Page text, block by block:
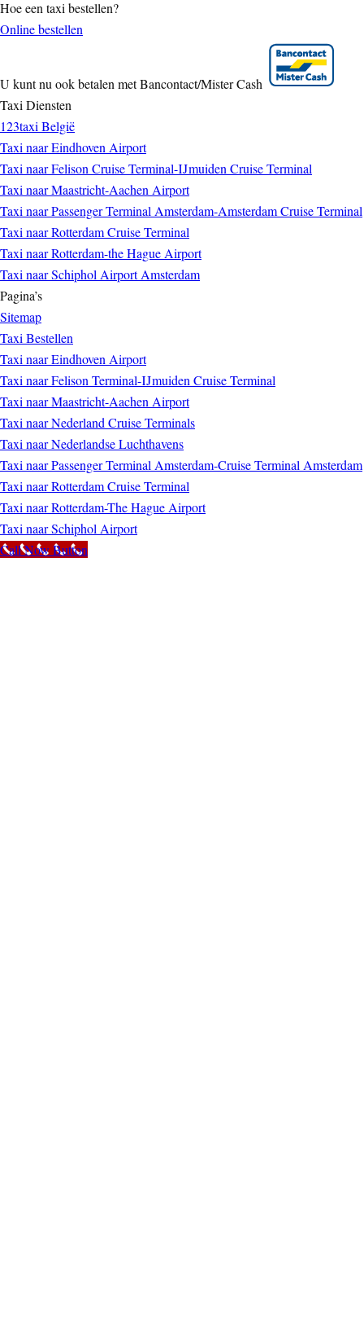
Hoe een taxi bestellen?
Online bestellen
U kunt nu ook betalen met Bancontact/Mister Cash
Taxi Diensten
123taxi België
Taxi naar Eindhoven Airport
Taxi naar Felison Cruise Terminal-IJmuiden Cruise Terminal
Taxi naar Maastricht-Aachen Airport
Taxi naar Passenger Terminal Amsterdam-Amsterdam Cruise Terminal
Taxi naar Rotterdam Cruise Terminal
Taxi naar Rotterdam-the Hague Airport
Taxi naar Schiphol Airport Amsterdam
Pagina’s
Sitemap
Taxi Bestellen
Taxi naar Eindhoven Airport
Taxi naar Felison Terminal-IJmuiden Cruise Terminal
Taxi naar Maastricht-Aachen Airport
Taxi naar Nederland Cruise Terminals
Taxi naar Nederlandse Luchthavens
Taxi naar Passenger Terminal Amsterdam-Cruise Terminal Amsterdam
Taxi naar Rotterdam Cruise Terminal
Taxi naar Rotterdam-The Hague Airport
Taxi naar Schiphol Airport
Call Now Button